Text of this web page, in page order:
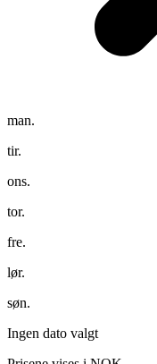
man.
tir.
ons.
tor.
fre.
lør.
søn.
Ingen dato valgt